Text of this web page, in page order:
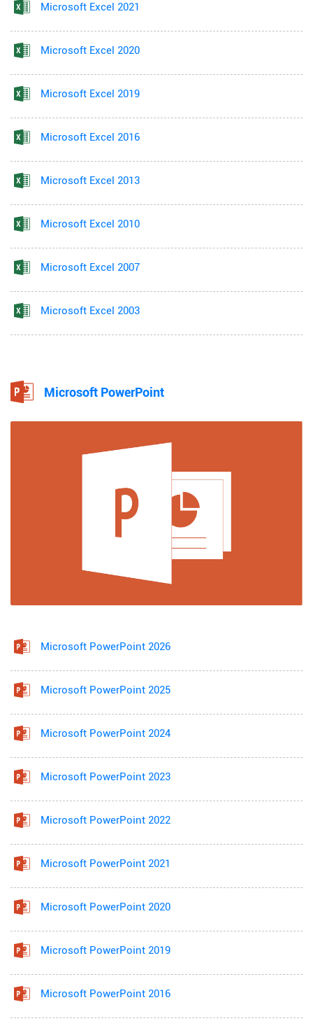
Microsoft Excel 2021
Microsoft Excel 2020
Microsoft Excel 2019
Microsoft Excel 2016
Microsoft Excel 2013
Microsoft Excel 2010
Microsoft Excel 2007
Microsoft Excel 2003
Microsoft PowerPoint
Microsoft PowerPoint 2026
Microsoft PowerPoint 2025
Microsoft PowerPoint 2024
Microsoft PowerPoint 2023
Microsoft PowerPoint 2022
Microsoft PowerPoint 2021
Microsoft PowerPoint 2020
Microsoft PowerPoint 2019
Microsoft PowerPoint 2016